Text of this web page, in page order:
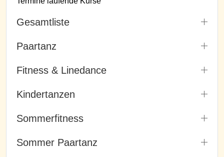
Gesamtliste
Paartanz
Fitness & Linedance
Kindertanzen
Sommerfitness
Sommer Paartanz